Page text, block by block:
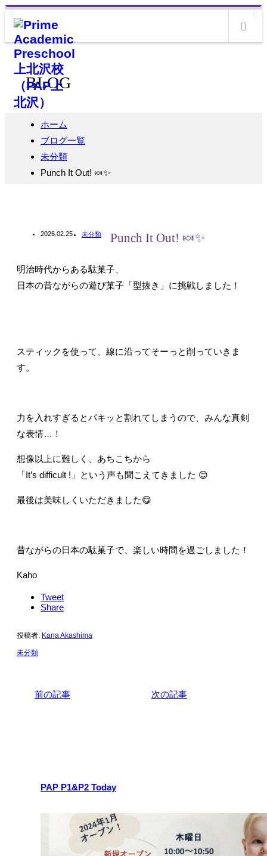
BLOG
ホーム
ブログ一覧
未分類
Punch It Out! 🍬✨
2026.02.25 未分類 Punch It Out! 🍬✨
明治時代からある駄菓子、
日本の昔ながらの遊び菓子「型抜き」に挑戦しました！
スティックを使って、線に沿ってそーっと削っていきま
す。
力を入れすぎるとパキッと割れてしまうので、 みんな真剣
な表情…！
想像以上に難しく、あちこちから
「It’s difficult !」という声も聞こえてきました 😊
最後は美味しくいただきました😋
昔ながらの日本の駄菓子で、楽しい時間を過ごしました！
Kaho
Tweet
Share
投稿者: Kana Akashima
未分類
前の記事 次の記事
PAP P1&P2 Today